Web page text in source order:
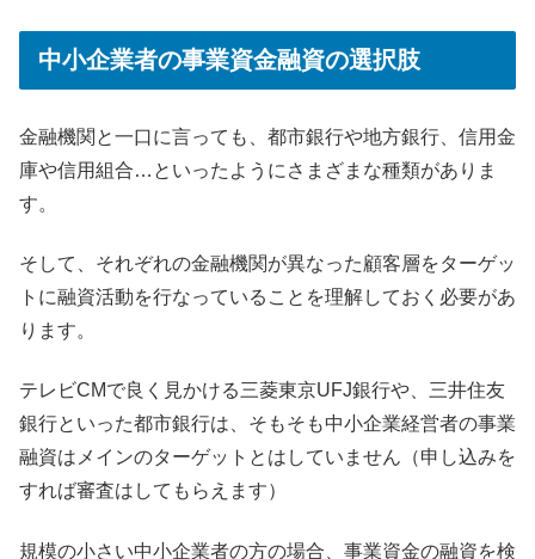
中小企業者の事業資金融資の選択肢
金融機関と一口に言っても、都市銀行や地方銀行、信用金
庫や信用組合…といったようにさまざまな種類がありま
す。
そして、それぞれの金融機関が異なった顧客層をターゲッ
トに融資活動を行なっていることを理解しておく必要があ
ります。
テレビCMで良く見かける三菱東京UFJ銀行や、三井住友
銀行といった都市銀行は、そもそも中小企業経営者の事業
融資はメインのターゲットとはしていません（申し込みを
すれば審査はしてもらえます）
規模の小さい中小企業者の方の場合、事業資金の融資を検